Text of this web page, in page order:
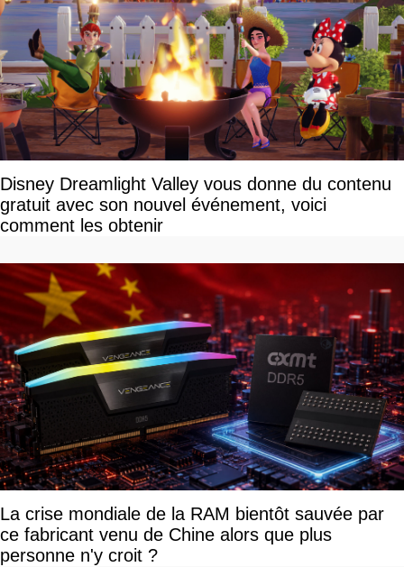
Disney Dreamlight Valley vous donne du contenu
gratuit avec son nouvel événement, voici
comment les obtenir
La crise mondiale de la RAM bientôt sauvée par
ce fabricant venu de Chine alors que plus
personne n'y croit ?